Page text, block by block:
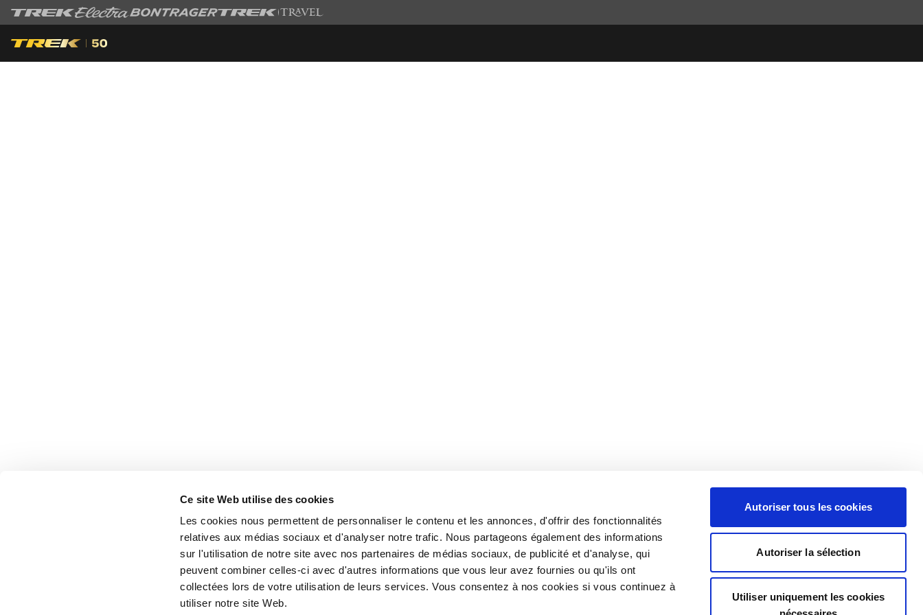
Ce site Web utilise des cookies
Les cookies nous permettent de personnaliser le contenu et les annonces, d'offrir des fonctionnalités
relatives aux médias sociaux et d'analyser notre trafic. Nous partageons également des informations
sur l'utilisation de notre site avec nos partenaires de médias sociaux, de publicité et d'analyse, qui
peuvent combiner celles-ci avec d'autres informations que vous leur avez fournies ou qu'ils ont
collectées lors de votre utilisation de leurs services. Vous consentez à nos cookies si vous continuez à
utiliser notre site Web.
Autoriser tous les cookies
Autoriser la sélection
Utiliser uniquement les cookies